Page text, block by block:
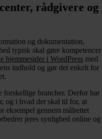
rådgivere og
og dokumentation,
typisk skal gøre kompetencer
hjemmesider i WordPress med
indhold og gør det enkelt for
forskellige brancher. Derfor har
og i hvad der skal til for, at
eksempel gennem målrettet
jeres synlighed online og